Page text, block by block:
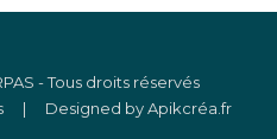
- Tous droits réservés
| Designed by Apikcréa.fr